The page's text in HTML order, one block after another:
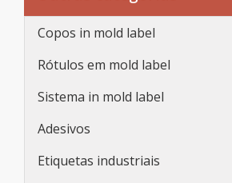
Copos in mold label
Rótulos em mold label
Sistema in mold label
Adesivos
Etiquetas industriais